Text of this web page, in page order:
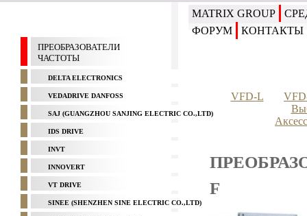
MATRIX GROUP
ФОРУМ
КОНТАКТЫ
ПРЕОБРАЗОВАТЕЛИ
ЧАСТОТЫ
DELTA ELECTRONICS
VEDADRIVE DANFOSS
SAJ (GUANGZHOU SANJING ELECTRIC CO.,LTD)
IDS DRIVE
INVT
INNOVERT
VT DRIVE
SINEE (SHENZHEN SINE ELECTRIC CO.,LTD)
VFD-L
F